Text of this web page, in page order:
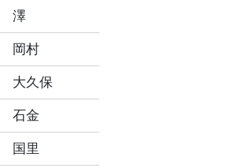
澤
岡村
大久保
石金
国里